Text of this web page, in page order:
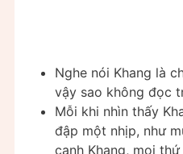
Nghe nói Khang là
vậy sao không đọc
Mỗi khi nhìn thấy
đập một nhịp, như
cạnh Khang, mọi